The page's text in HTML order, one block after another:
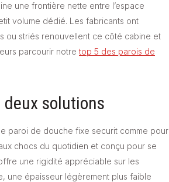
une frontière nette entre l’espace
volume dédié. Les fabricants ont
ou striés renouvellent ce côté cabine et
parcourir notre top 5 des parois de
solutions
paroi de douche fixe securit comme pour
chocs du quotidien et conçu pour se
une rigidité appréciable sur les
une épaisseur légèrement plus faible